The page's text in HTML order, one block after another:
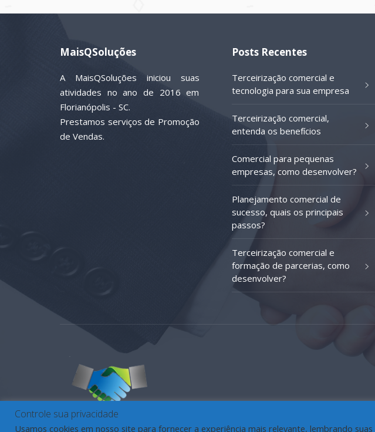
MaisQSoluções
A MaisQSoluções iniciou suas
atividades no ano de 2016 em
Florianópolis - SC.
Prestamos serviços de Promoção
de Vendas.
Posts Recentes
Terceirização comercial e
tecnologia para sua empresa
Terceirização comercial,
entenda os benefícios
Comercial para pequenas
empresas, como desenvolver?
Planejamento comercial de
sucesso, quais os principais
passos?
Terceirização comercial e
formação de parcerias, como
desenvolver?
Controle sua privacidade
Usamos cookies em nosso site para fornecer a experiência mais relevante, lembrando